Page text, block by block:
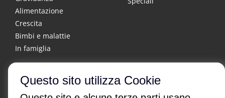
Questo sito utilizza Cookie
Alimentazione
Crescita
Bimbi e malattie
In famiglia